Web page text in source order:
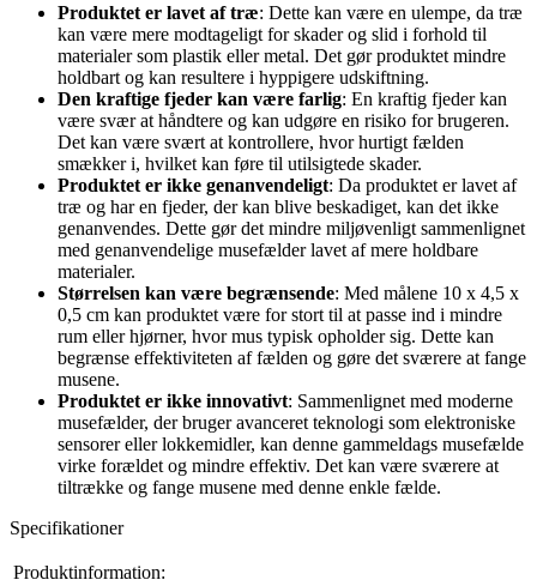
Produktet er lavet af træ: Dette kan være en ulempe, da træ
kan være mere modtageligt for skader og slid i forhold til
materialer som plastik eller metal. Det gør produktet mindre
holdbart og kan resultere i hyppigere udskiftning.
Den kraftige fjeder kan være farlig: En kraftig fjeder kan
være svær at håndtere og kan udgøre en risiko for brugeren.
Det kan være svært at kontrollere, hvor hurtigt fælden
smækker i, hvilket kan føre til utilsigtede skader.
Produktet er ikke genanvendeligt: Da produktet er lavet af
træ og har en fjeder, der kan blive beskadiget, kan det ikke
genanvendes. Dette gør det mindre miljøvenligt sammenlignet
med genanvendelige musefælder lavet af mere holdbare
materialer.
Størrelsen kan være begrænsende: Med målene 10 x 4,5 x
0,5 cm kan produktet være for stort til at passe ind i mindre
rum eller hjørner, hvor mus typisk opholder sig. Dette kan
begrænse effektiviteten af fælden og gøre det sværere at fange
musene.
Produktet er ikke innovativt: Sammenlignet med moderne
musefælder, der bruger avanceret teknologi som elektroniske
sensorer eller lokkemidler, kan denne gammeldags musefælde
virke forældet og mindre effektiv. Det kan være sværere at
tiltrække og fange musene med denne enkle fælde.
Specifikationer
Produktinformation: